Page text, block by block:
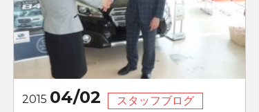
2015 04/02
スタッフブログ